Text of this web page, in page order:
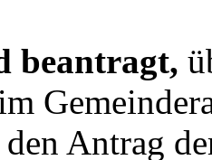
beantragt,
Antrag